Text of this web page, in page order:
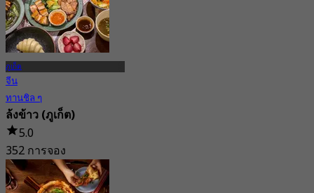
ภูเก็ต
จีน
ทานชิล ๆ
ล้งข้าว (ภูเก็ต)
5.0
352 การจอง
จาก฿ 363.33